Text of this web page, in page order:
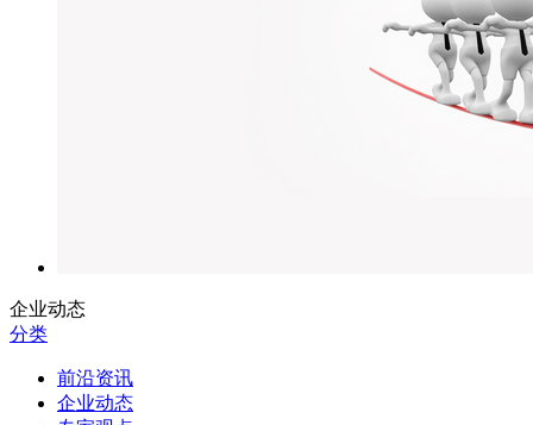
企业动态
分类
前沿资讯
企业动态